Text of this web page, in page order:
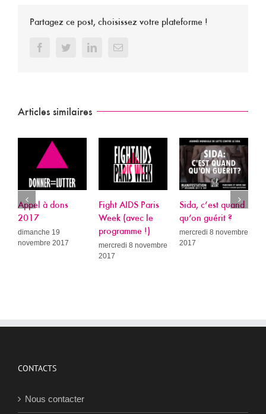
Partagez ce post, choisissez votre plateforme !
FacebookTwitterLinkedInEmail
Articles similaires
Appel à dons
2017
dimanche 19
novembre 2017
Fight AIDS Paris
Week (avec le
programme !)
mercredi 8 novembre
2017
Sida, c’est quand
qu’on guérit ?
mercredi 8 novembre
2017
CONTACTS
Nous contacter